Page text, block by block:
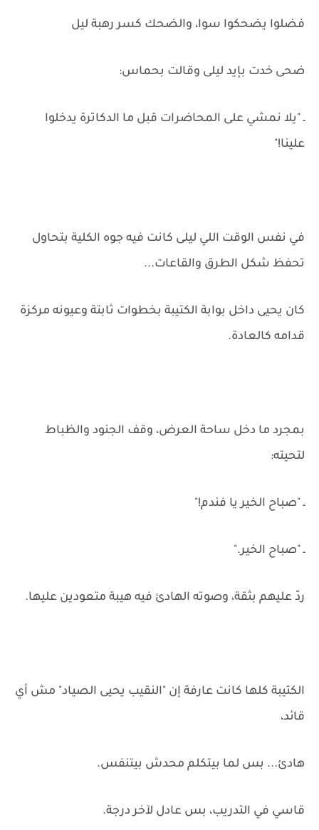
فضلوا يضحكوا سوا، والضحك كسر رهبة ليل
ضحى خدت بإيد ليلى وقالت بحماس:
ـ "يلا نمشي على المحاضرات قبل ما الدكاترة يدخلوا
علينا!"
في نفس الوقت اللي ليلى كانت فيه جوه الكلية بتحاول
تحفظ شكل الطرق والقاعات...
كان يحيى داخل بوابة الكتيبة بخطوات ثابتة وعيونه مركزة
قدامه كالعادة.
بمجرد ما دخل ساحة العرض، وقف الجنود والظباط
لتحيته:
ـ "صباح الخير يا فندم!"
ـ "صباح الخير."
ردّ عليهم بثقة، وصوته الهادئ فيه هيبة متعودين عليها.
الكتيبة كلها كانت عارفة إن "النقيب يحيى الصياد" مش أي
قائد،
هادئ... بس لما بيتكلم محدش بيتنفس.
قاسي في التدريب، بس عادل لآخر درجة.